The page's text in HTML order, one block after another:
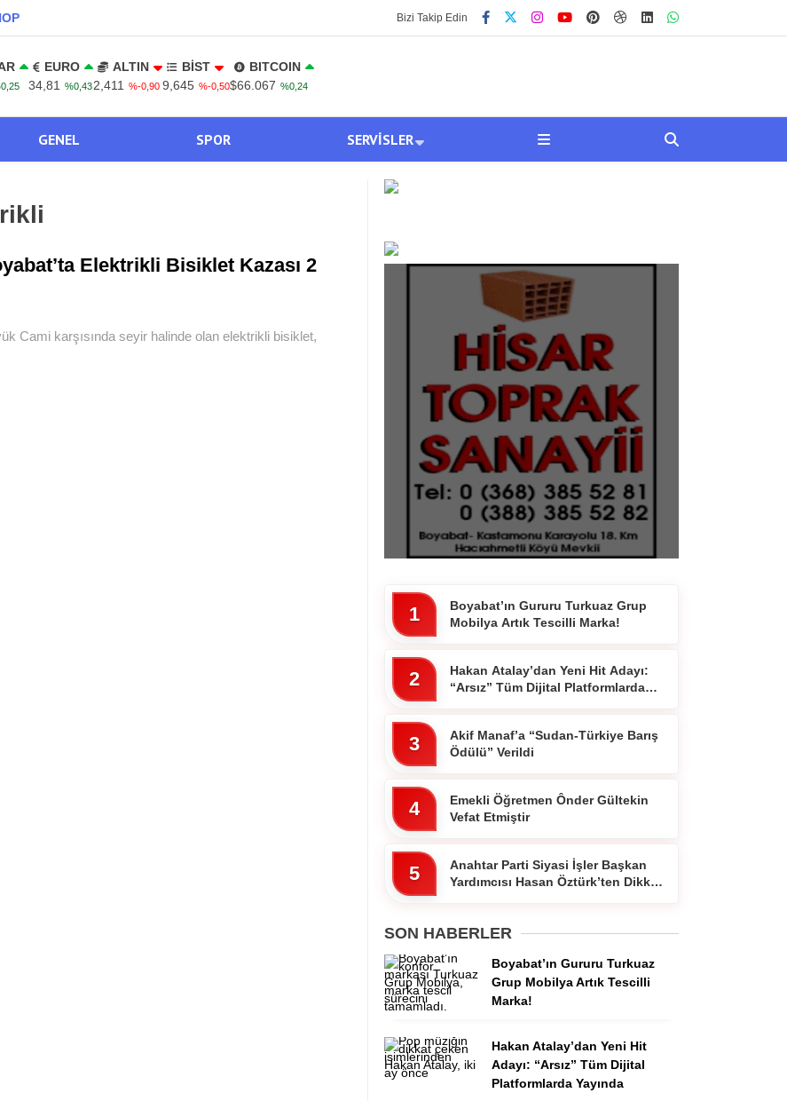
Bizi Takip Edin
EURO
34,81
%0,43
ALTIN
2,411
%-0,90
BİST
9,645 %-0,50
BITCOIN
$66.067 %0,24
GENEL SPOR SERVISLER
Elektrikli Bisiklet Kazası 2
Cami karşısında seyir halinde olan elektrikli bisiklet,
1
Boyabat’ın Gururu Turkuaz Grup
Mobilya Artık Tescilli Marka!
2
Hakan Atalay’dan Yeni Hit Adayı:
“Arsız” Tüm Dijital Platformlarda
3
Akif Manaf’a “Sudan-Türkiye Barış
Ödülü” Verildi
4
Emekli Öğretmen Ônder Gültekin
Vefat Etmiştir
5
Anahtar Parti Siyasi İşler Başkan
Yardımcısı Hasan Öztürk’ten Dikkat
SON HABERLER
Boyabat’ın Gururu Turkuaz
Grup Mobilya Artık Tescilli
Marka!
Hakan Atalay’dan Yeni Hit
Adayı: “Arsız” Tüm Dijital
Platformlarda Yayında